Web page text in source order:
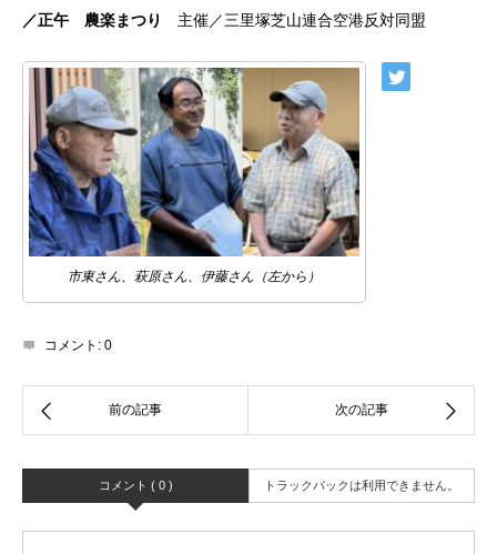
／正午 農楽まつり 主催／三里塚芝山連合空港反対同盟
市東さん、萩原さん、伊藤さん（左から）
コメント: 0
コメント ( 0 ) トラックバックは利用できません。